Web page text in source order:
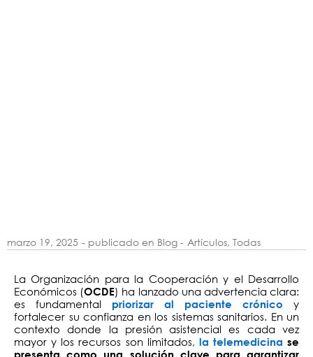
marzo 19, 2025 - publicado en Blog - Artículos, Todas
La Organización para la Cooperación y el Desarrollo
Económicos (OCDE) ha lanzado una advertencia clara:
es fundamental
priorizar al paciente crónico
y
fortalecer su confianza en los sistemas sanitarios. En un
contexto donde la presión asistencial es cada vez
mayor y los recursos son limitados, la telemedicina se
presenta como una solución clave para garantizar